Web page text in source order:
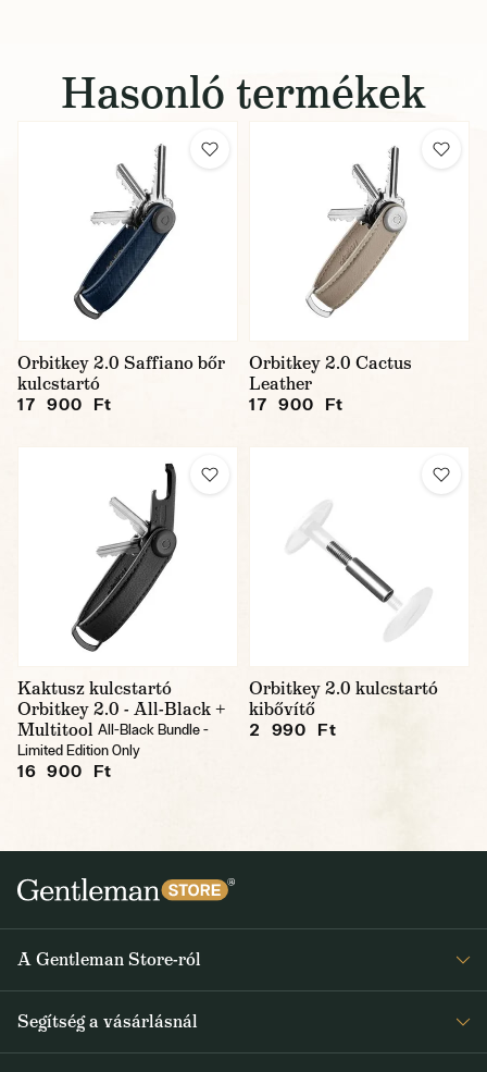
Hasonló termékek
Orbitkey 2.0 Saffiano bőr
kulcstartó
17 900 Ft
Orbitkey 2.0 Cactus
Leather
17 900 Ft
Kaktusz kulcstartó
Orbitkey 2.0 - All-Black +
Multitool All-Black Bundle -
Limited Edition Only
16 900 Ft
Orbitkey 2.0 kulcstartó
kibővítő
2 990 Ft
A Gentleman Store-ról
Rólunk
Segítség a vásárlásnál